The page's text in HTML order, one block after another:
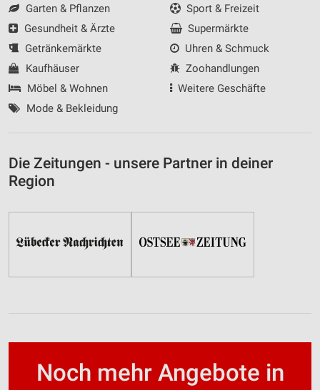
Garten & Pflanzen
Gesundheit & Ärzte
Getränkemärkte
Kaufhäuser
Möbel & Wohnen
Mode & Bekleidung
Sport & Freizeit
Supermärkte
Uhren & Schmuck
Zoohandlungen
Weitere Geschäfte
Die Zeitungen - unsere Partner in deiner
Region
Noch mehr Angebote in